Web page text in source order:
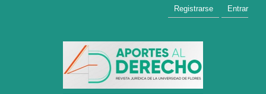
Registrarse Entrar